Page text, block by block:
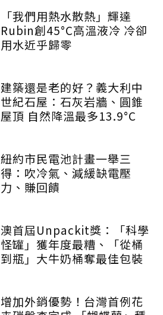
「我們用熱水散熱」輝達
Rubin創45°C高溫液冷 冷卻
用水近乎歸零
建築還是老的好？義大利中
世紀石屋：石灰岩牆、圓錐
屋頂 自然降溫最多13.9°C
紐約市民電池計畫一舉三
得：吹冷氣、減緩缺電壓
力、賺回饋
澳首屆Unpackit獎：「科學
怪罐」獲年度最糟、「從桶
到瓶」大牛奶桶奪最佳包裝
增加外銷優勢！台灣首例花